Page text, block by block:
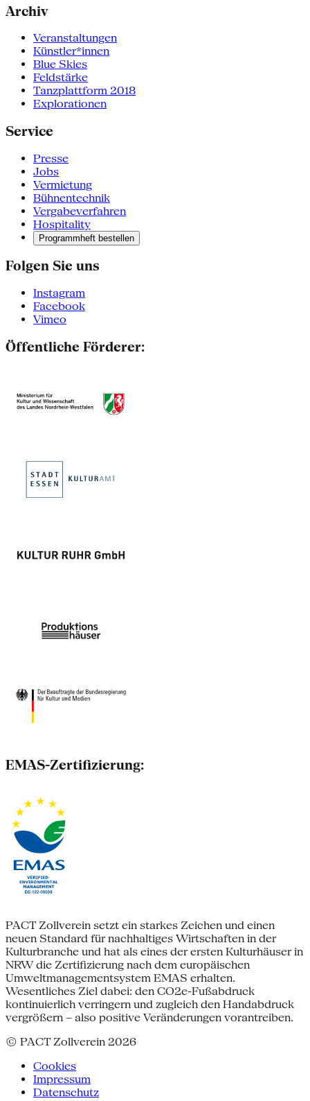
Archiv
Veranstaltungen
Künstler*innen
Blue Skies
Feldstärke
Tanzplattform 2018
Explorationen
Service
Presse
Jobs
Vermietung
Bühnentechnik
Vergabeverfahren
Hospitality
Programmheft bestellen
Folgen Sie uns
Instagram
Facebook
Vimeo
Öffentliche Förderer:
EMAS-Zertifizierung:
PACT Zollverein setzt ein starkes Zeichen und einen
neuen Standard für nachhaltiges Wirtschaften in der
Kulturbranche und hat als eines der ersten Kulturhäuser in
NRW die Zertifizierung nach dem europäischen
Umweltmanagementsystem EMAS erhalten.
Wesentliches Ziel dabei: den CO2e-Fußabdruck
kontinuierlich verringern und zugleich den Handabdruck
vergrößern – also positive Veränderungen vorantreiben.
© PACT Zollverein 2026
Cookies
Impressum
Datenschutz